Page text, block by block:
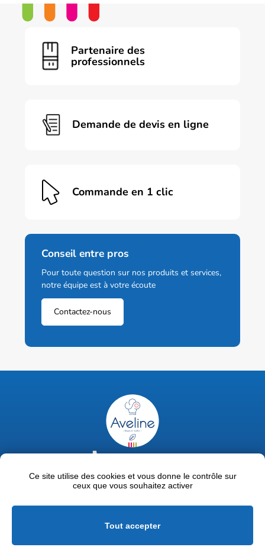
Partenaire des
professionnels
Demande de devis en ligne
Commande en 1 clic
Conseil entre pros
Pour toute question sur nos produits et services,
notre équipe est à votre écoute
Contactez-nous
02 47 63 18 92
contact@avelinepro.fr
Ce site utilise des cookies et vous donne le contrôle sur
ceux que vous souhaitez activer
Tout accepter